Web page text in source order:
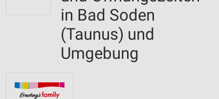
in Bad Soden
(Taunus) und
Umgebung